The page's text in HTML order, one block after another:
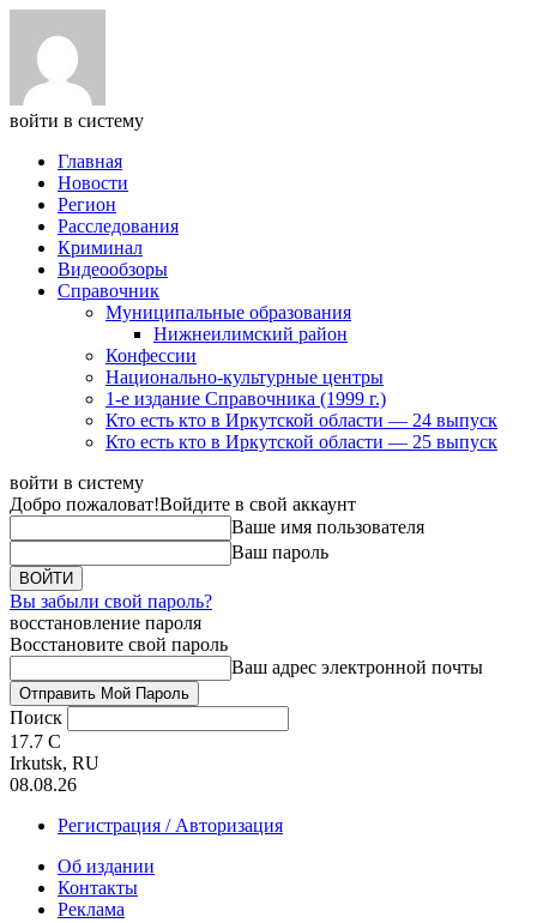
войти в систему
Главная
Новости
Регион
Расследования
Криминал
Видеообзоры
Справочник
Муниципальные образования
Нижнеилимский район
Конфессии
Национально-культурные центры
1-е издание Справочника (1999 г.)
Кто есть кто в Иркутской области — 24 выпуск
Кто есть кто в Иркутской области — 25 выпуск
войти в систему
Добро пожаловат!Войдите в свой аккаунт
Ваше имя пользователя
Ваш пароль
Вы забыли свой пароль?
восстановление пароля
Восстановите свой пароль
Ваш адрес электронной почты
Поиск
17.7 C
Irkutsk, RU
08.08.26
Регистрация / Авторизация
Об издании
Контакты
Реклама